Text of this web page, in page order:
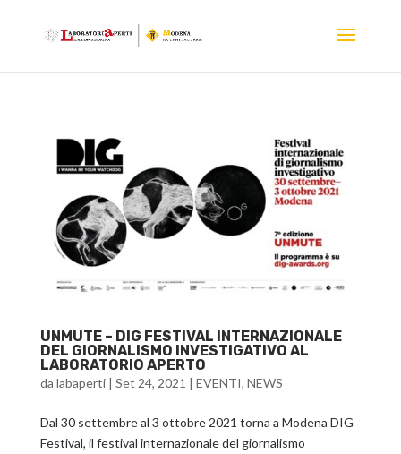
UNMUTE – DIG FESTIVAL INTERNAZIONALE
DEL GIORNALISMO INVESTIGATIVO AL
LABORATORIO APERTO
da labaperti| Set 24, 2021 | EVENTI, NEWS
Dal 30 settembre al 3 ottobre 2021 torna a Modena DIG
Festival, il festival internazionale del giornalismo